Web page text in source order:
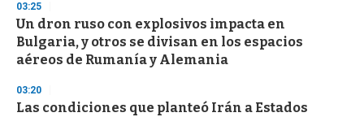
03:25
Un dron ruso con explosivos impacta en
Bulgaria, y otros se divisan en los espacios
aéreos de Rumanía y Alemania
03:20
Las condiciones que planteó Irán a Estados